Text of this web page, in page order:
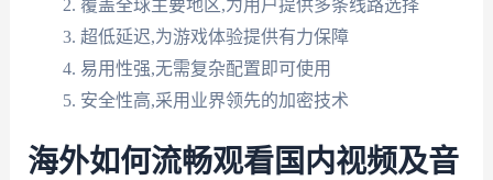
覆盖全球主要地区,为用户提供多条线路选择
超低延迟,为游戏体验提供有力保障
易用性强,无需复杂配置即可使用
安全性高,采用业界领先的加密技术
海外如何流畅观看国内视频及音